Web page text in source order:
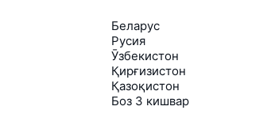
Беларус
Русия
Ӯзбекистон
Қирғизистон
Қазоқистон
Боз 3 кишвар